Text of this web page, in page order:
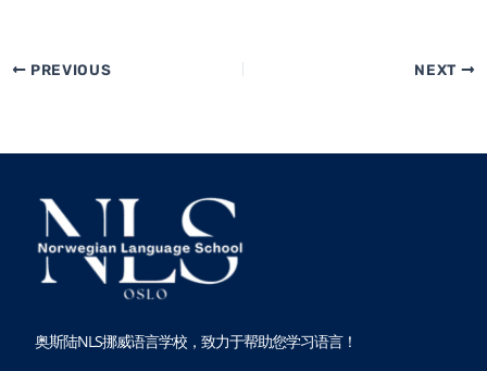
PREVIOUS NEXT
奥斯陆NLS挪威语言学校，致力于帮助您学习语言！